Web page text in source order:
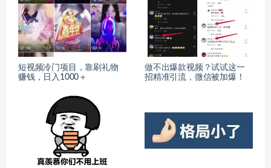
短视频冷门项目，靠刷礼物
赚钱，日入1000＋
做不出爆款视频？试试这一
招精准引流，微信被加爆！